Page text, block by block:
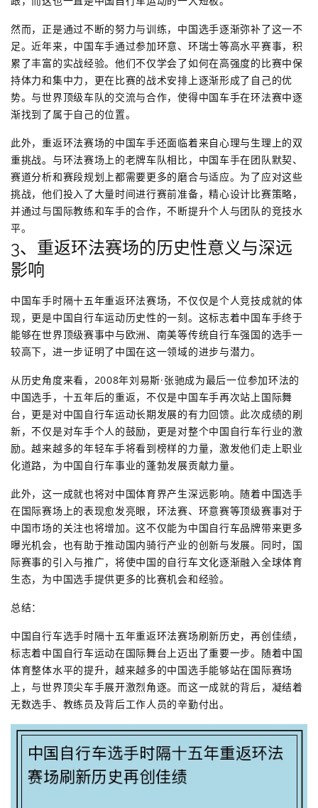
然而，正是通过不断的努力与训练，中国选手逐渐弥补了这一不
足。近年来，中国车手通过参加环意、环瑞士等高水平赛事，积
累了丰富的实战经验。他们不仅学会了如何在高强度的比赛中保
持体力和集中力，更在比赛的战术安排上逐渐形成了自己的优
势。与世界顶级车队的交流与合作，使得中国车手在环法赛中逐
渐找到了属于自己的位置。
此外，重返环法赛场的中国车手还面临着来自心理与生理上的双
重挑战。与环法赛场上的老牌车队相比，中国车手在团队默契、
赛道分析和赛段规划上都需要更多的磨合与适应。为了应对这些
挑战，他们投入了大量时间进行赛前准备，精心设计比赛策略，
并通过与国际教练和车手的合作，不断提升个人与团队的竞技水
平。
3、重返环法赛场的历史性意义与深远
影响
中国车手时隔十五年重返环法赛场，不仅仅是个人竞技成就的体
现，更是中国自行车运动历史性的一刻。这标志着中国车手终于
能够在世界顶级赛事中与欧洲、南美等传统自行车强国的选手一
较高下，进一步证明了中国在这一领域的进步与潜力。
从历史角度来看，2008年刘易斯·张驰成为最后一位参加环法的
中国选手，十五年后的重返，不仅是中国车手再次站上国际舞
台，更是对中国自行车运动长期发展的有力回馈。此次成绩的刷
新，不仅是对车手个人的鼓励，更是对整个中国自行车行业的激
励。越来越多的年轻车手将看到榜样的力量，激发他们走上职业
化道路，为中国自行车事业的蓬勃发展贡献力量。
此外，这一成就也将对中国体育界产生深远影响。随着中国选手
在国际赛场上的表现愈发亮眼，环法赛、环意赛等顶级赛事对于
中国市场的关注也将增加。这不仅能为中国自行车品牌带来更多
曝光机会，也有助于推动国内骑行产业的创新与发展。同时，国
际赛事的引入与推广，将使中国的自行车文化逐渐融入全球体育
生态，为中国选手提供更多的比赛机会和经验。
总结：
中国自行车选手时隔十五年重返环法赛场刷新历史，再创佳绩，
标志着中国自行车运动在国际舞台上迈出了重要一步。随着中国
体育整体水平的提升，越来越多的中国选手能够站在国际赛场
上，与世界顶尖车手展开激烈角逐。而这一成就的背后，凝结着
无数选手、教练员及背后工作人员的辛勤付出。